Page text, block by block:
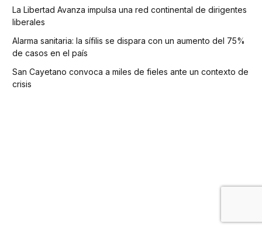
La Libertad Avanza impulsa una red continental de dirigentes
liberales
Alarma sanitaria: la sífilis se dispara con un aumento del 75%
de casos en el país
San Cayetano convoca a miles de fieles ante un contexto de
crisis